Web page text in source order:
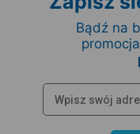
Bądź na